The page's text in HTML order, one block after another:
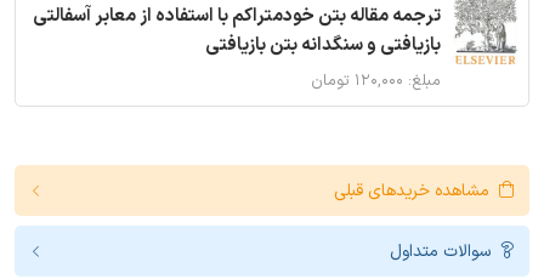
ترجمه مقاله بتن خودمتراکم با استفاده از معابر آسفالتی
بازیافتی و سنگدانه بتن بازیافتی
مبلغ: ۱۲۰,۰۰۰ تومان
مشاهده خریدهای قبلی
سوالات متداول